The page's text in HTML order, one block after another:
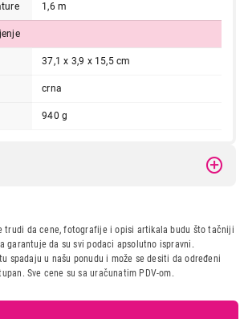
1,6 m
37,1 x 3,9 x 15,5 cm
crna
940 g
TASTATURA
Gama doo
Kina
kupaca po osnovu zakona o
trudi da cene, fotografije i opisi artikala budu što tačniji
garantuje da su svi podaci apsolutno ispravni.
spadaju u našu ponudu i može se desiti da određeni
Sve cene su sa uračunatim PDV-om.
EN-B
u korpu.
0,00